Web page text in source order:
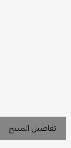
تفاصيل المنتج